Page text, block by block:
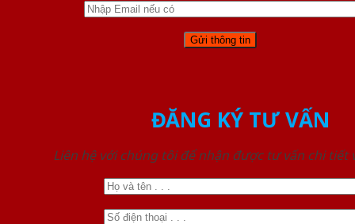
ĐĂNG KÝ TƯ VẤN
Liên hệ với chúng tôi để nhận được tư vấn chi tiết